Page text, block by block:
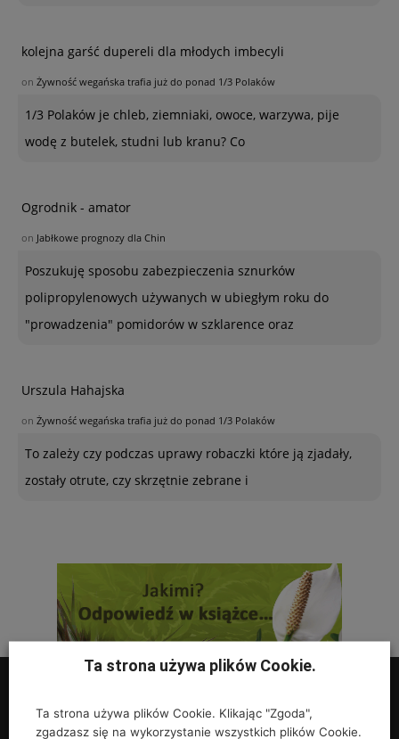
kolejna garść dupereli dla młodych imbecyli
on Żywność wegańska trafia już do ponad 1/3 Polaków
1/3 Polaków je chleb, ziemniaki, owoce, warzywa, pije
wodę z butelek, studni lub kranu? Co
Ogrodnik - amator
on Jabłkowe prognozy dla Chin
Poszukuję sposobu zabezpieczenia sznurków
polipropylenowych używanych w ubiegłym roku do
"prowadzenia" pomidorów w szklarence oraz
Urszula Hahajska
on Żywność wegańska trafia już do ponad 1/3 Polaków
To zależy czy podczas uprawy robaczki które ją zjadały,
zostały otrute, czy skrzętnie zebrane i
Ta strona używa plików Cookie.
Ta strona używa plików Cookie. Klikając "Zgoda",
zgadzasz się na wykorzystanie wszystkich plików Cookie.